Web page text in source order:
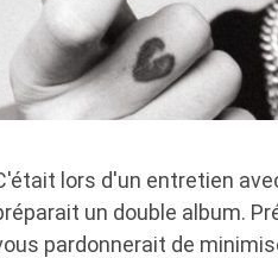
lors d'un entretien
un double album.
pardonnerait de